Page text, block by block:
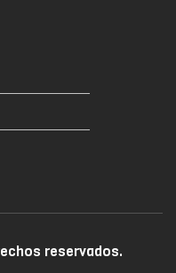
reservados.